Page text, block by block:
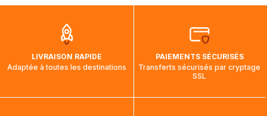
aura touché terre.
LIVRAISON RAPIDE
Adaptée à toutes les destinations
PAIEMENTS SÉCURISÉS
Transferts sécurisés par cryptage
SSL